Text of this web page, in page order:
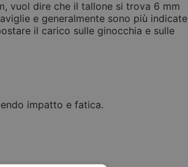
vuol dire che il tallone si trova 6 mm
e generalmente sono più indicate
il carico sulle ginocchia e sulle
impatto e fatica.